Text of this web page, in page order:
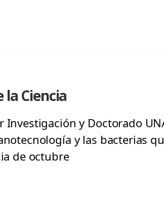
la Ciencia
y Doctorado
y las bacterias
de octubre